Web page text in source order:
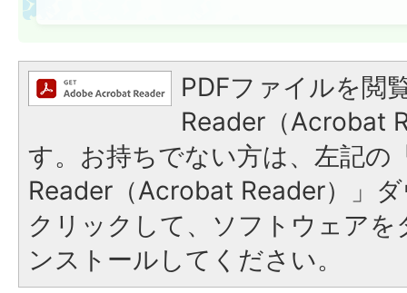
PDFファイルを閲
Reader（Acrobat
す。お持ちでない方は、左記の
Reader（Acrobat Reader）」
クリックして、ソフトウェア
ンストールしてください。